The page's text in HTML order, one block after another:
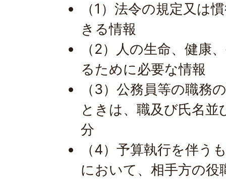
（1）法令の規定又は
きる情報
（2）人の生命、健康
るために必要な情報
（3）公務員等の職務
ときは、職及び氏名
分
（4）予算執行を伴う
において、相手方の役